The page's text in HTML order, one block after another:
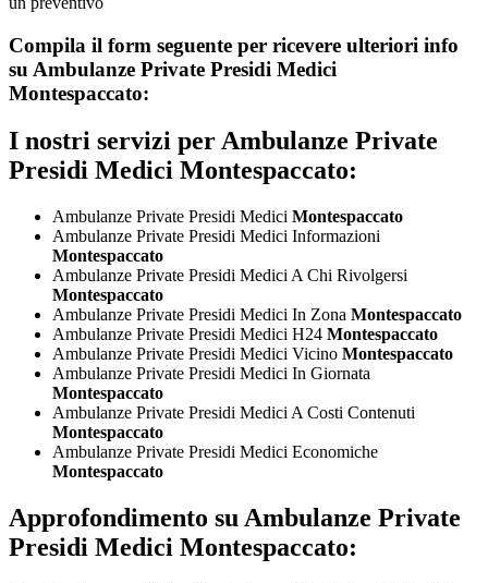
Compila il form seguente per ricevere ulteriori info
su Ambulanze Private Presidi Medici
Montespaccato:
I nostri servizi perAmbulanze Private
Presidi Medici Montespaccato:
Ambulanze Private Presidi Medici Montespaccato
Ambulanze Private Presidi Medici Informazioni
Montespaccato
Ambulanze Private Presidi Medici A Chi Rivolgersi
Montespaccato
Ambulanze Private Presidi Medici In Zona Montespaccato
Ambulanze Private Presidi Medici H24 Montespaccato
Ambulanze Private Presidi Medici Vicino Montespaccato
Ambulanze Private Presidi Medici In Giornata
Montespaccato
Ambulanze Private Presidi Medici A Costi Contenuti
Montespaccato
Ambulanze Private Presidi Medici Economiche
Montespaccato
Approfondimento suAmbulanze Private
Presidi Medici Montespaccato: